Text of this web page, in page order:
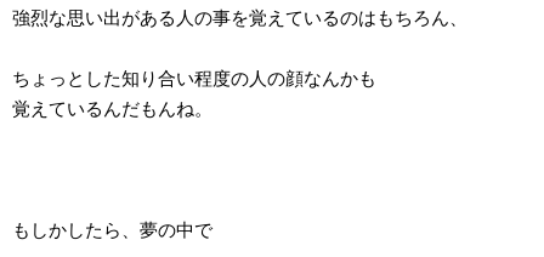
強烈な思い出がある人の事を覚えているのはもちろん、
ちょっとした知り合い程度の人の顔なんかも
覚えているんだもんね。
もしかしたら、夢の中で